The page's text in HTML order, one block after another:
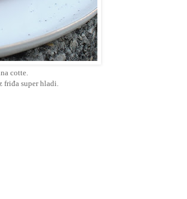
cotte.
super hladi.